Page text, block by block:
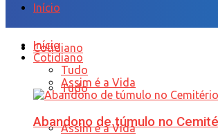
Início
Cotidiano
Tudo
Assim é a Vida
Início
Cotidiano
Tudo
Assim é a Vida
Abandono de túmulo no